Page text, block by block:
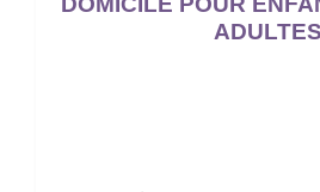
ADULTES